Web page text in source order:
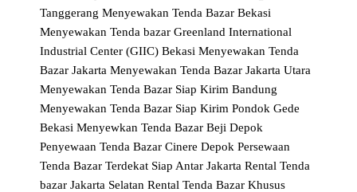
TanggerangMenyewakan Tenda Bazar Bekasi
Menyewakan Tenda bazar Greenland International
Industrial Center (GIIC) BekasiMenyewakan Tenda
Bazar JakartaMenyewakan Tenda Bazar Jakarta Utara
Menyewakan Tenda Bazar Siap Kirim Bandung
Menyewakan Tenda Bazar Siap Kirim Pondok Gede
BekasiMenyewkan Tenda Bazar Beji Depok
Penyewaan Tenda Bazar Cinere DepokPersewaan
Tenda Bazar Terdekat Siap Antar JakartaRental Tenda
bazar Jakarta SelatanRental Tenda Bazar Khusus